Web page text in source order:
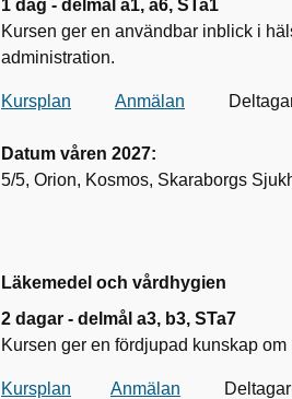
1 dag - delmål a1, a6, STa1
Kursen ger en användbar inblick i
administration.
Kursplan Anmälan
Datum våren 2027:
5/5, Orion, Kosmos, Skaraborgs
Läkemedel och vårdhygien
2 dagar - delmål a3, b3, STa7
Kursen ger en fördjupad kunskap
Kursplan Anmälan